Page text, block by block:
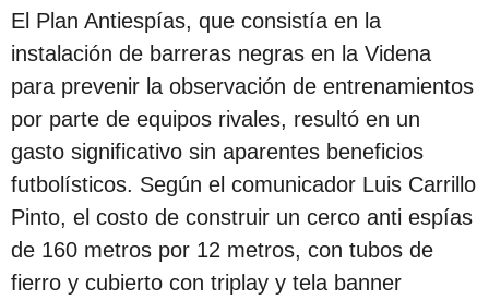
d
e
s
d
e
l
a
p
u
El Plan Antiespías, que consistía en la
instalación de barreras negras en la Videna
para prevenir la observación de entrenamientos
por parte de equipos rivales, resultó en un
gasto significativo sin aparentes beneficios
futbolísticos. Según el comunicador Luis Carrillo
Pinto, el costo de construir un cerco anti espías
de 160 metros por 12 metros, con tubos de
fierro y cubierto con triplay y tela banner